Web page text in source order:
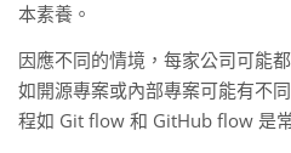
本素養。
因應不同的情境，每家公司可能
如開源專案或內部專案可能有不
程如 Git flow 和 GitHub flow 是